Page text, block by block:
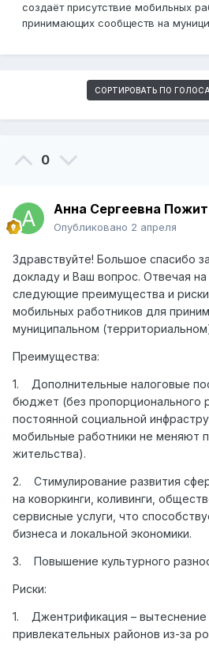
создаёт присутствие мобильных
принимающих сообществ на
СОРТИРОВАТЬ ПО
0
Анна Сергеевна
Опубликовано 2 апреля
Здравствуйте! Большое спасибо
докладу и Ваш вопрос. Отвечая
следующие преимущества и риски
мобильных работников для
муниципальном
Преимущества:
1. Дополнительные налоговые
бюджет (без пропорционального
постоянной социальной
мобильные работники не меняют
жительства).
2. Стимулирование развития
на коворкинги, коливинги,
сервисные услуги, что
бизнеса и локальной экономики.
3. Повышение культурного
Риски:
1. Джентрификация – вытеснение
привлекательных районов из-за